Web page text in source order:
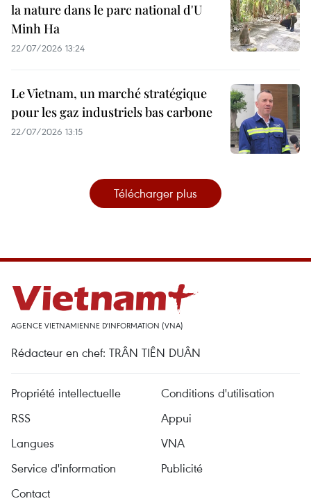
la nature dans le parc national d'U
Minh Ha
22/07/2026 13:24
Le Vietnam, un marché stratégique
pour les gaz industriels bas carbone
22/07/2026 13:15
Télécharger plus
AGENCE VIETNAMIENNE D'INFORMATION (VNA)
Rédacteur en chef: TRÂN TIÊN DUÂN
Propriété intellectuelle
Conditions d'utilisation
RSS
Appui
Langues
VNA
Service d'information
Publicité
Contact